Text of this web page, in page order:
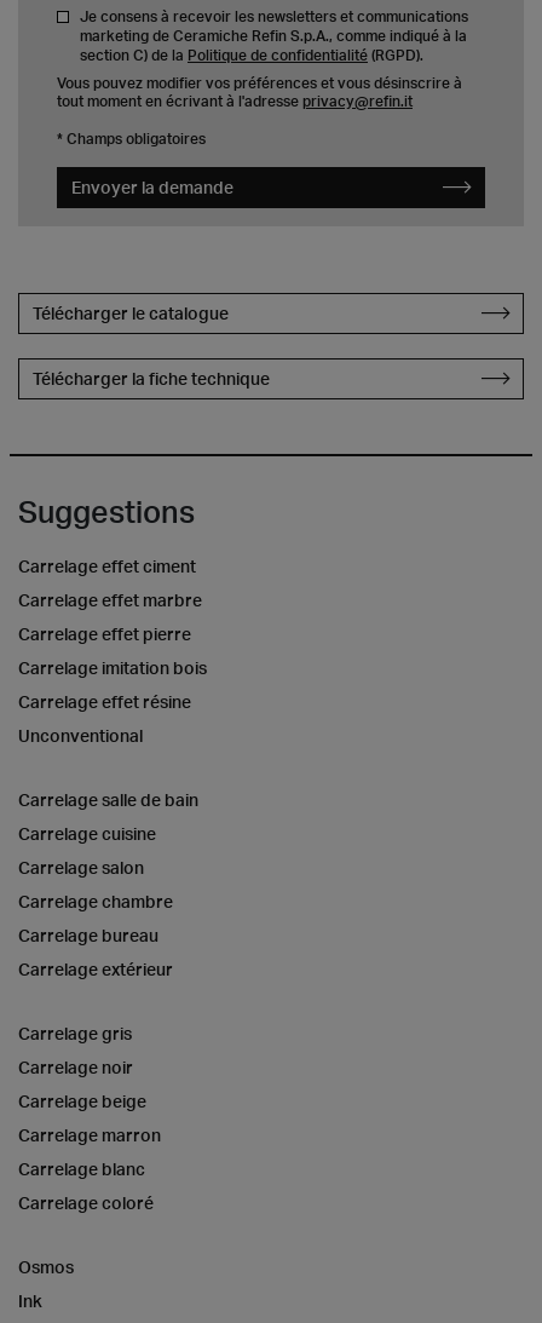
Je consens à recevoir les newsletters et communications
marketing de Ceramiche Refin S.p.A., comme indiqué à la
section C) de la Politique de confidentialité (RGPD).
Vous pouvez modifier vos préférences et vous désinscrire à
tout moment en écrivant à l'adresse privacy@refin.it
* Champs obligatoires
Envoyer la demande
Télécharger le catalogue
Télécharger la fiche technique
Suggestions
Carrelage effet ciment
Carrelage effet marbre
Carrelage effet pierre
Carrelage imitation bois
Carrelage effet résine
Unconventional
Carrelage salle de bain
Carrelage cuisine
Carrelage salon
Carrelage chambre
Carrelage bureau
Carrelage extérieur
Carrelage gris
Carrelage noir
Carrelage beige
Carrelage marron
Carrelage blanc
Carrelage coloré
Osmos
Ink